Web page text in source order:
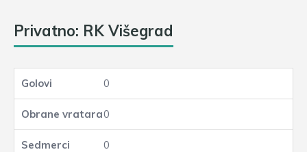
Privatno: RK Višegrad
0
0
0